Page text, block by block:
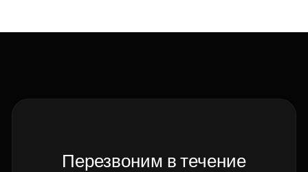
Перезвоним в течение